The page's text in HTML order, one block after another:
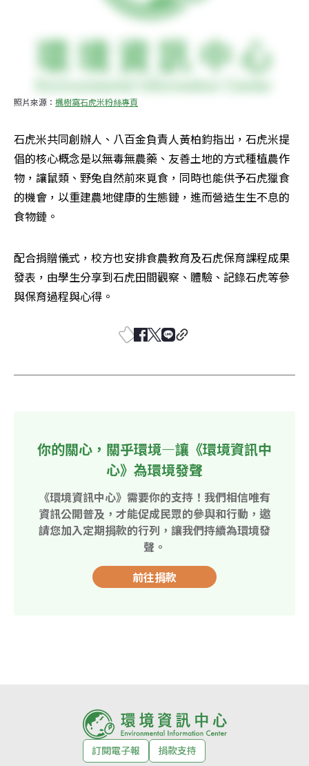
照片來源： 楓樹窩石虎米粉絲專頁
石虎米共同創辦人、八百金負責人黃柏鈞指出，石虎米提
倡的核心概念是以無毒無農藥、友善土地的方式種植農作
物，讓鼠類、野兔自然前來覓食，同時也能供予石虎獵食
的機會，以重建農地健康的生態鏈，進而營造生生不息的
食物鏈。
配合捐贈儀式，校方也安排食農教育及石虎保育課程成果
發表，由學生分享到石虎田間觀察、體驗、記錄石虎等參
與保育過程與心得。
你的關心，關乎環境—讓《環境資訊中
心》為環境發聲
《環境資訊中心》需要你的支持！我們相信唯有
資訊公開普及，才能促成民眾的參與和行動，邀
請您加入定期捐款的行列，讓我們持續為環境發
聲。
前往捐款
訂閱電子報
捐款支持